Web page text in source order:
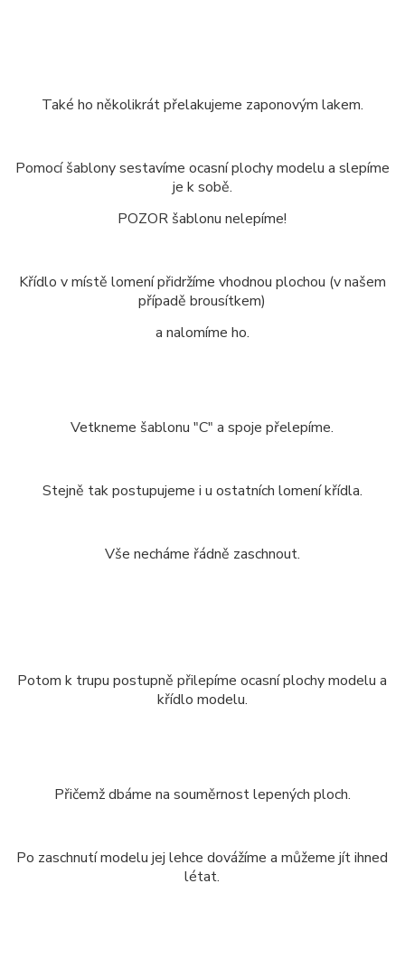
Také ho několikrát přelakujeme zaponovým lakem.
Pomocí šablony sestavíme ocasní plochy modelu a slepíme
je k sobě.
POZOR šablonu nelepíme!
Křídlo v místě lomení přidržíme vhodnou plochou (v našem
případě brousítkem)
a nalomíme ho.
Vetkneme šablonu "C" a spoje přelepíme.
Stejně tak postupujeme i u ostatních lomení křídla.
Vše necháme řádně zaschnout.
Potom k trupu postupně přilepíme ocasní plochy modelu a
křídlo modelu.
Přičemž dbáme na souměrnost lepených ploch.
Po zaschnutí modelu jej lehce dovážíme a můžeme jít ihned
létat.